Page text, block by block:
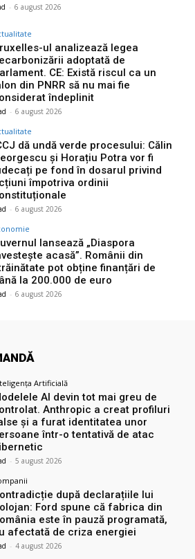
- 6 august 2026
ul analizează legea
adoptată de
CE: Există riscul ca un
din PNRR să nu mai fie
îndeplinit
- 6 august 2026
dă undă verde procesului: Călin
și Horațiu Potra vor fi
pe fond în dosarul privind
împotriva ordinii
- 6 august 2026
lansează „Diaspora
acasă”. Românii din
pot obține finanțări de
la 200.000 de euro
- 6 august 2026
Artificială
AI devin tot mai greu de
Anthropic a creat profiluri
și a furat identitatea unor
într-o tentativă de atac
- 5 august 2026
după declarațiile lui
Ford spune că fabrica din
este în pauză programată,
afectată de criza energiei
- 4 august 2026